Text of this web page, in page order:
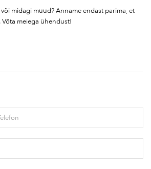
midagi muud? Anname endast parima, et
meiega ühendust!